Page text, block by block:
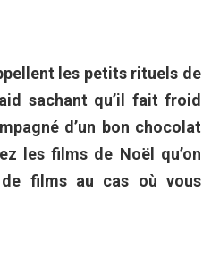
les petits rituels de
sachant qu’il fait froid
d’un bon chocolat
les films de Noël qu’on
de films au cas où vous